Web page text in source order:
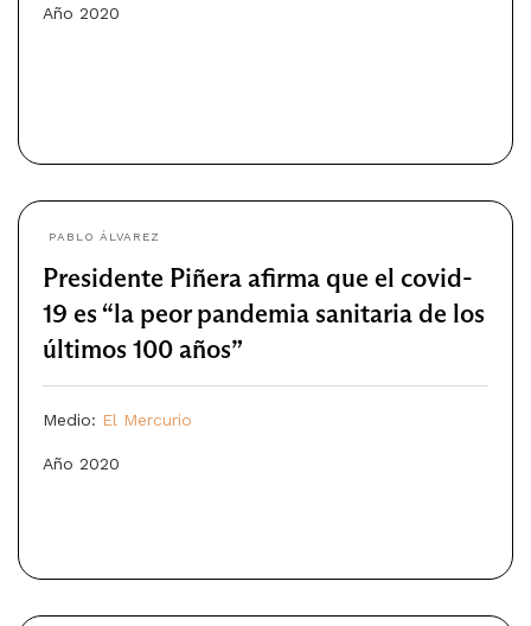
Año 2020
PABLO ÁLVAREZ
Presidente Piñera afirma que el covid-
19 es “la peor pandemia sanitaria de los
últimos 100 años”
Medio: El Mercurio
Año 2020